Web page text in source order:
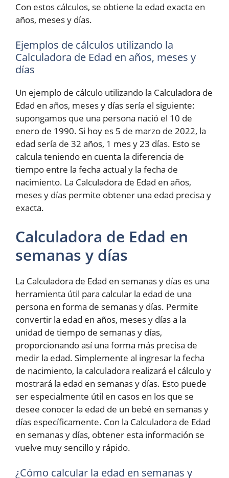
Con estos cálculos, se obtiene la edad exacta en
años, meses y días.
Ejemplos de cálculos utilizando la
Calculadora de Edad en años, meses y
días
Un ejemplo de cálculo utilizando la Calculadora de
Edad en años, meses y días sería el siguiente:
supongamos que una persona nació el 10 de
enero de 1990. Si hoy es 5 de marzo de 2022, la
edad sería de 32 años, 1 mes y 23 días. Esto se
calcula teniendo en cuenta la diferencia de
tiempo entre la fecha actual y la fecha de
nacimiento. La Calculadora de Edad en años,
meses y días permite obtener una edad precisa y
exacta.
Calculadora de Edad en
semanas y días
La Calculadora de Edad en semanas y días es una
herramienta útil para calcular la edad de una
persona en forma de semanas y días. Permite
convertir la edad en años, meses y días a la
unidad de tiempo de semanas y días,
proporcionando así una forma más precisa de
medir la edad. Simplemente al ingresar la fecha
de nacimiento, la calculadora realizará el cálculo y
mostrará la edad en semanas y días. Esto puede
ser especialmente útil en casos en los que se
desee conocer la edad de un bebé en semanas y
días específicamente. Con la Calculadora de Edad
en semanas y días, obtener esta información se
vuelve muy sencillo y rápido.
¿Cómo calcular la edad en semanas y